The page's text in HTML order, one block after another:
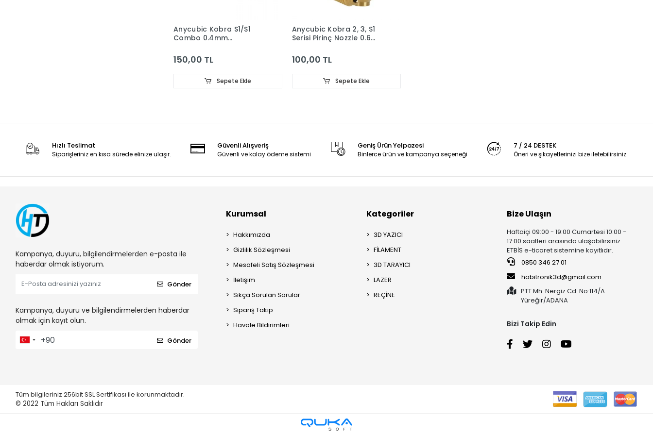
Anycubic Kobra S1/S1
Combo 0.4mm
Nozzle
150,00 TL
Sepete Ekle
Anycubic Kobra 2, 3, S1
Serisi Pirinç Nozzle 0.6
100,00 TL
Sepete Ekle
Hızlı Teslimat
Siparişleriniz en kısa sürede elinize ulaşır.
Güvenli Alışveriş
Güvenli ve kolay ödeme sistemi
Geniş Ürün Yelpazesi
Binlerce ürün ve kampanya seçeneği
7 / 24 DESTEK
Öneri ve şikayetlerinizi bize iletebilirsiniz.
Kampanya, duyuru, bilgilendirmelerden e-posta ile
haberdar olmak istiyorum.
Gönder
Kampanya, duyuru ve bilgilendirmelerden haberdar
olmak için kayıt olun.
Gönder
Kurumsal
Hakkımızda
Gizlilik Sözleşmesi
Mesafeli Satış Sözleşmesi
İletişim
Sıkça Sorulan Sorular
Sipariş Takip
Havale Bildirimleri
Kategoriler
3D YAZICI
FİLAMENT
3D TARAYICI
LAZER
REÇİNE
Bize Ulaşın
Haftaiçi 09:00 - 19:00 Cumartesi 10:00 -
17:00 saatleri arasında ulaşabilirsiniz.
ETBİS e-ticaret sistemine kayıtlıdır.
0850 346 27 01
hobitronik3d@gmail.com
PTT Mh. Nergiz Cd. No:114/A
Yüreğir/ADANA
Bizi Takip Edin
Tüm bilgileriniz 256bit SSL Sertifikası ile korunmaktadır.
© 2022 Tüm Hakları Saklıdır